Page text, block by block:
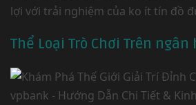
lợi với trải nghiệm của ko ít tín đồ
Thể Loại Trò Chơi Trên